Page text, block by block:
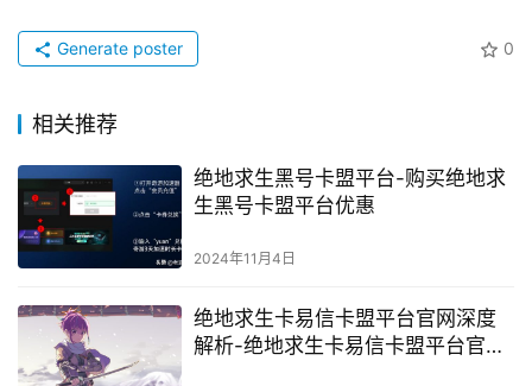
0
Generate poster
相关推荐
绝地求生黑号卡盟平台-购买绝地求
生黑号卡盟平台优惠
2024年11月4日
绝地求生卡易信卡盟平台官网深度
解析-绝地求生卡易信卡盟平台官网